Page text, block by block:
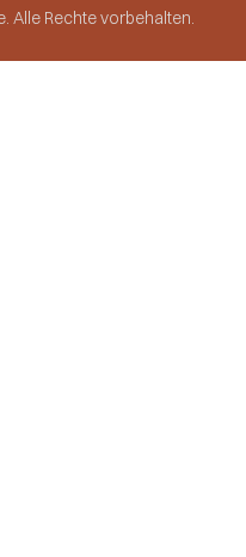
Alle Rechte vorbehalten.